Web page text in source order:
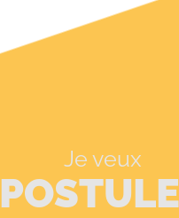
Je veux